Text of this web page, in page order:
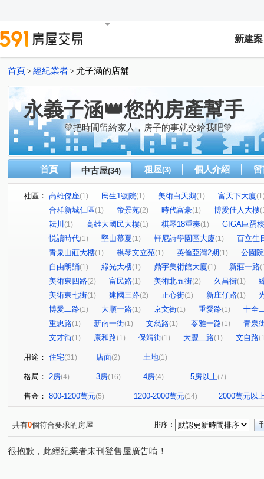
新建案
首頁 > 經紀業者 > 尤子涵的店舖
永義子涵👑您的房產幫手
💚把時間留給家人，房子的事就交給我吧💚
首頁 中古屋(34) 租屋(3) 個人介紹
社區： 高雄傑座(1) 民生1號院(1) 美術白天鵝(1) 富天下大廈
合群新城仁區(1) 帝景苑(2) 時代富豪(1) 博愛佳人大樓
耘川 (1) 高雄大國民大樓(1) 棋琴18重奏(1)
GIGA巨蛋
悦讀時代(1) 堅山慕夏(1) 軒尼詩學園區大廈(1)
百立生
青泉山莊大樓(1) 棋琴文立苑(1) 英倫亞灣2期(1)
公園院
自由朗誦(1) 綠光大樓(1) 鼎宇美術館大廈(1) 新莊一路
美術東四路(2) 富民路(1) 美術北五街(2) 久昌街(1)
美術東七街(1) 建國三路(2) 正心街(1) 新庄仔路(1)
博愛二路(1) 大順一路(1) 京文街(1) 重愛路(1)
十全
重忠路(1) 新南一街(1) 文慈路(1) 苓雅一路(1)
青泉
文才街(1) 康和路(1) 保靖街(1) 大豐二路(1) 文自路
用途： 住宅(31) 店面(2) 土地(1)
格局： 2房(4) 3房(16) 4房(4) 5房以上(7)
售金： 800-1200萬元(5) 1200-2000萬元(14) 2000萬元以
共有0個符合要求的房屋 排序：
很抱歉，此經紀業者未刊登售屋廣告唷！